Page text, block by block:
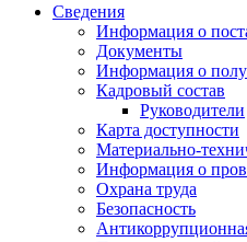
Сведения
Информация о
Документы
Информация о
Кадровый состав
Руководители
Карта доступности
Материально-
Информация о
Охрана труда
Безопасность